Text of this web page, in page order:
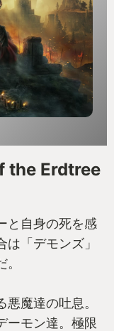
the Erdtree
と自身の死を感
「デモンズ」
魔達の吐息。
ーモン達。極限